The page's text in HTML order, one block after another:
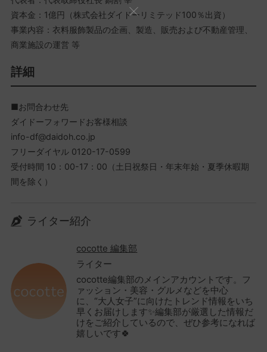
資本金：1億円（株式会社ダイドーリミテッド100％出資）
事業内容：衣料服飾製品の企画、製造、販売および不動産管理、
商業施設の運営 等
詳細
■お問合わせ先
ダイドーフォワードお客様相談
info-df@daidoh.co.jp
フリーダイヤル 0120-17-0599
受付時間 10：00-17：00（土日祝祭日・年末年始・夏季休暇期
間を除く）
ライター紹介
cocotte 編集部
ライター
cocotte編集部のメインアカウントです。フ
ァッション・美容・グルメなどを中心
に、“大人女子”に向けたトレンド情報をいち
早くお届けします✨編集部が厳選した情報だ
けをご紹介しているので、ぜひ参考になれば
嬉しいです🍀